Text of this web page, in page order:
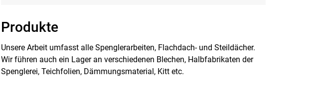
Produkte
Unsere Arbeit umfasst alle Spenglerarbeiten, Flachdach- und Steildächer.
Wir führen auch ein Lager an verschiedenen Blechen, Halbfabrikaten der
Spenglerei, Teichfolien, Dämmungsmaterial, Kitt etc.